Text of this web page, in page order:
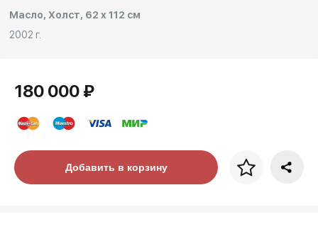
Масло, Холст, 62 x 112 см
2002 г.
180 000 ₽
Цена за багетДобавить в корзину